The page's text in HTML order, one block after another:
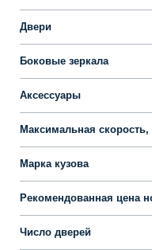
Двери
Боковые зеркала
Аксессуары
Максимальная скорость,
Марка кузова
Рекомендованная цена
Число дверей